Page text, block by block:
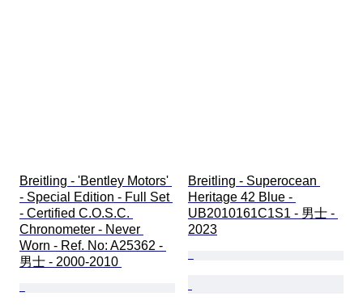
Breitling - 'Bentley Motors'
- Special Edition - Full Set
- Certified С.O.S.C.
Chronometer - Never
Worn - Ref. No: A25362 -
男士 - 2000-2010
Breitling - Superocean
Heritage 42 Blue -
UB2010161C1S1 - 男士 -
2023